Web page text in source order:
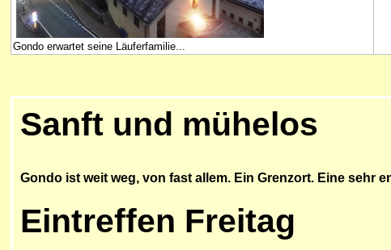
Gondo erwartet seine Läuferfamilie...
Sanft und mühelos
Gondo ist weit weg, von fast allem. Ein Grenzort. Eine sehr
Eintreffen Freitag